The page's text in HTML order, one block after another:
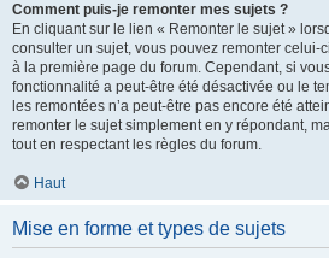
Comment puis-je remonter mes sujets ?
En cliquant sur le lien « Remonter le sujet »
consulter un sujet, vous pouvez remonter celui-
à la première page du forum. Cependant, si
fonctionnalité a peut-être été désactivée ou le
les remontées n’a peut-être pas encore été
remonter le sujet simplement en y répondant,
tout en respectant les règles du forum.
Haut
Mise en forme et types de sujets